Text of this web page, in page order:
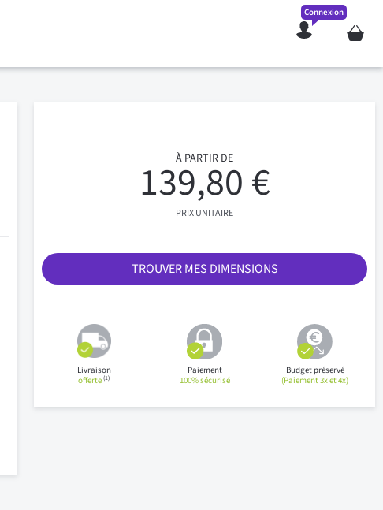
Mon
Connexion
À PARTIR DE
139,80 €
PRIX UNITAIRE
TROUVER MES DIMENSIONS
Livraison
offerte(1)
Paiement
100% sécurisé
Budget préservé
(Paiement 3x et 4x)